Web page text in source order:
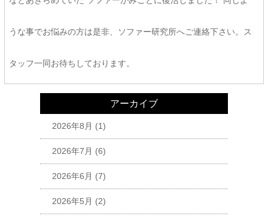
うな事でお悩みの方は是非、ソファー研究所へご連絡下さい。ス
タッフ一同お待ちしております。
アーカイブ
2026年8月 (1)
2026年7月 (6)
2026年6月 (7)
2026年5月 (2)